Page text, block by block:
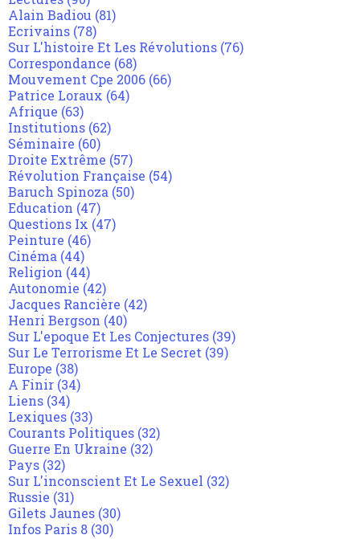
Alain Badiou (81)
Ecrivains (78)
Sur L'histoire Et Les Révolutions (76)
Correspondance (68)
Mouvement Cpe 2006 (66)
Patrice Loraux (64)
Afrique (63)
Institutions (62)
Séminaire (60)
Droite Extrême (57)
Révolution Française (54)
Baruch Spinoza (50)
Education (47)
Questions Ix (47)
Peinture (46)
Cinéma (44)
Religion (44)
Autonomie (42)
Jacques Rancière (42)
Henri Bergson (40)
Sur L'epoque Et Les Conjectures (39)
Sur Le Terrorisme Et Le Secret (39)
Europe (38)
A Finir (34)
Liens (34)
Lexiques (33)
Courants Politiques (32)
Guerre En Ukraine (32)
Pays (32)
Sur L'inconscient Et Le Sexuel (32)
Russie (31)
Gilets Jaunes (30)
Infos Paris 8 (30)